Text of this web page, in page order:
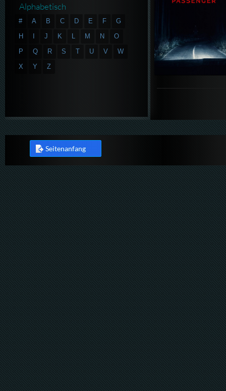
Alphabetisch
# A B C D E F
G
H
J K L M N
O
P
Q R S T U V
W
X
Y Z
Seitenanfang